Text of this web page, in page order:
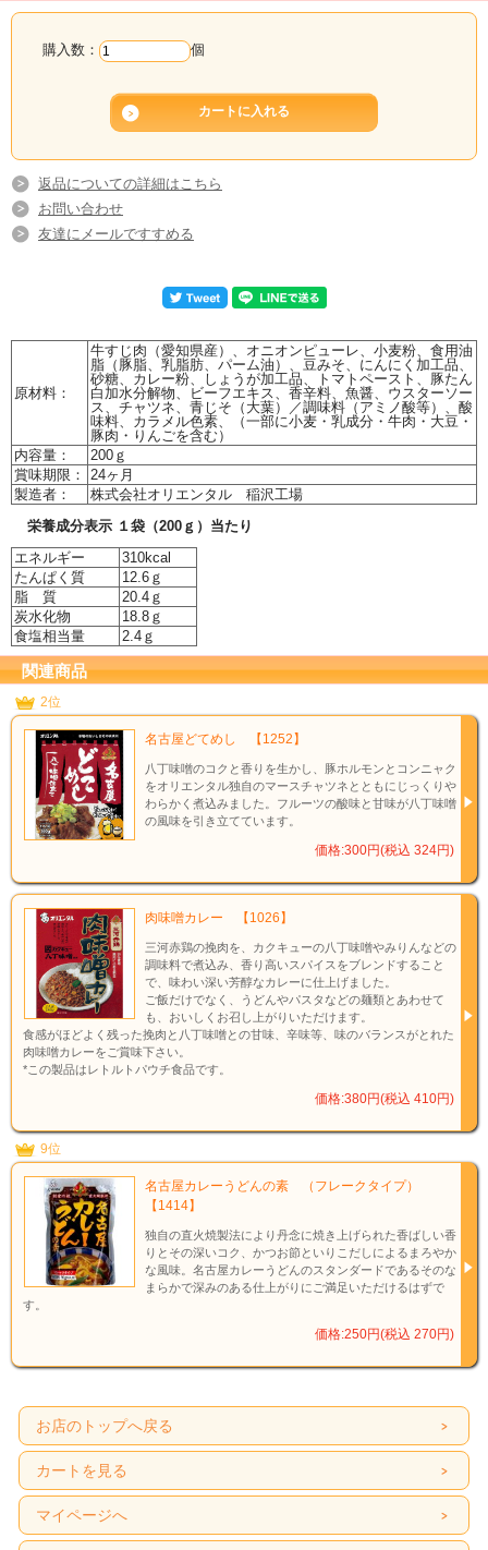
購入数： 個
返品についての詳細はこちら
お問い合わせ
友達にメールですすめる
原材料：
牛すじ肉（愛知県産）、オニオンピューレ、小麦粉、食用油
脂（豚脂、乳脂肪、パーム油）、豆みそ、にんにく加工品、
砂糖、カレー粉、しょうが加工品、トマトペースト、豚たん
白加水分解物、ビーフエキス、香辛料、魚醤、ウスターソー
ス、チャツネ、青じそ（大葉）／調味料（アミノ酸等）、酸
味料、カラメル色素、（一部に小麦・乳成分・牛肉・大豆・
豚肉・りんごを含む）
内容量：
200ｇ
賞味期限：
24ヶ月
製造者：
株式会社オリエンタル 稲沢工場
栄養成分表示 １袋（200ｇ）当たり
エネルギー
310kcal
たんぱく質
12.6ｇ
脂 質
20.4ｇ
炭水化物
18.8ｇ
食塩相当量
2.4ｇ
関連商品
2位
名古屋どてめし 【1252】
八丁味噌のコクと香りを生かし、豚ホルモンとコンニャク
をオリエンタル独自のマースチャツネとともにじっくりや
わらかく煮込みました。フルーツの酸味と甘味が八丁味噌
の風味を引き立てています。
価格:300円(税込 324円)
肉味噌カレー 【1026】
三河赤鶏の挽肉を、カクキューの八丁味噌やみりんなどの
調味料で煮込み、香り高いスパイスをブレンドすること
で、味わい深い芳醇なカレーに仕上げました。
ご飯だけでなく、うどんやパスタなどの麺類とあわせて
も、おいしくお召し上がりいただけます。
食感がほどよく残った挽肉と八丁味噌との甘味、辛味等、味のバランスがとれた
肉味噌カレーをご賞味下さい。
*この製品はレトルトパウチ食品です。
価格:380円(税込 410円)
9位
名古屋カレーうどんの素 （フレークタイプ）
【1414】
独自の直火焼製法により丹念に焼き上げられた香ばしい香
りとその深いコク、かつお節といりこだしによるまろやか
な風味。名古屋カレーうどんのスタンダードであるそのな
まらかで深みのある仕上がりにご満足いただけるはずで
す。
価格:250円(税込 270円)
お店のトップへ戻る
カートを見る
マイページへ